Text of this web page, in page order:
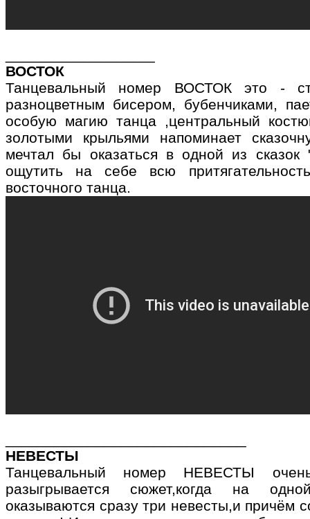
ВОСТОК
Танцевальный номер ВОСТОК это -
разноцветным бисером, бубенчиками,
особую магию танца ,центральный
золотыми крыльями напоминает
мечтал бы оказаться в одной из
ощутить на себе всю
восточного танца.
НЕВЕСТЫ
Танцевальный номер НЕВЕСТЫ
разыгрывается сюжет,когда на
оказываются сразу три невесты,и причём